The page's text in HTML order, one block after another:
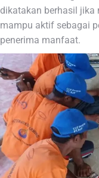
dikatakan berhasil jika
mampu aktif sebagai
penerima manfaat.